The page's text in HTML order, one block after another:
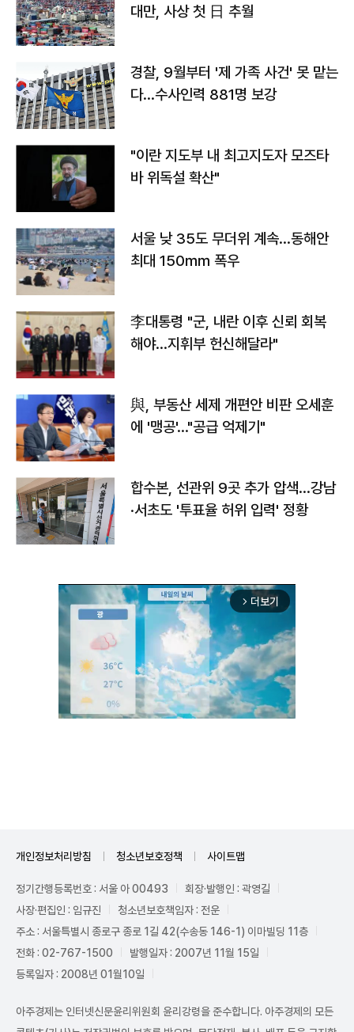
대만, 사상 첫 日 추월
경찰, 9월부터 '제 가족 사건' 못 맡는
다…수사인력 881명 보강
"이란 지도부 내 최고지도자 모즈타
바 위독설 확산"
서울 낮 35도 무더위 계속…동해안
최대 150㎜ 폭우
李대통령 "군, 내란 이후 신뢰 회복
해야…지휘부 헌신해달라"
與, 부동산 세제 개편안 비판 오세훈
에 '맹공'…"공급 억제기"
합수본, 선관위 9곳 추가 압색…강남
·서초도 '투표율 허위 입력' 정황
arrow_forward_ios 더보기
개인정보처리방침 청소년보호정책 사이트맵
정기간행등록번호 : 서울 아 00493
회장·발행인 : 곽영길
사장·편집인 : 임규진
청소년보호책임자 : 전운
주소 : 서울특별시 종로구 종로 1길 42(수송동 146-1) 이마빌딩 11층
전화 : 02-767-1500
발행일자 : 2007년 11월 15일
등록일자 : 2008년 01월10일
아주경제는 인터넷신문윤리위원회 윤리강령을 준수합니다. 아주경제의 모든